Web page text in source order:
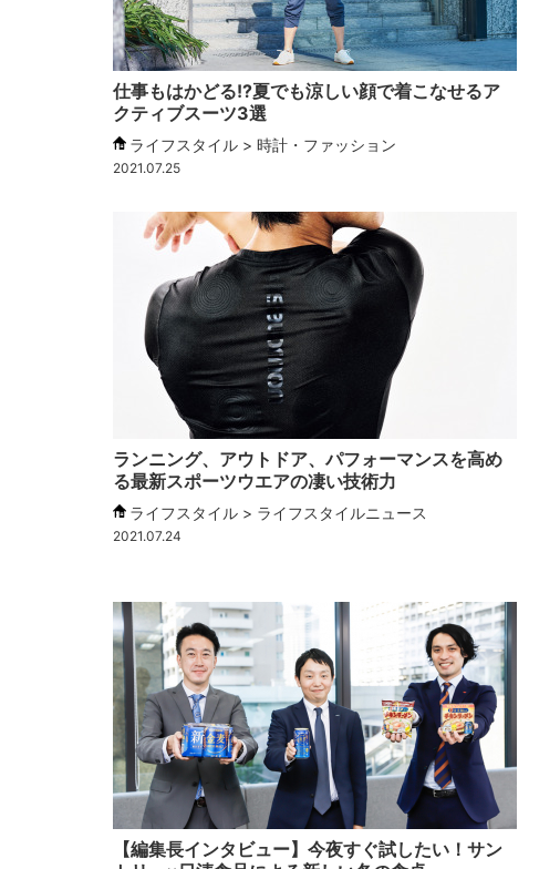
仕事もはかどる!?夏でも涼しい顔で着こなせるア
クティブスーツ3選
ライフスタイル > 時計・ファッション
2021.07.25
ランニング、アウトドア、パフォーマンスを高め
る最新スポーツウエアの凄い技術力
ライフスタイル > ライフスタイルニュース
2021.07.24
【編集長インタビュー】今夜すぐ試したい！サン